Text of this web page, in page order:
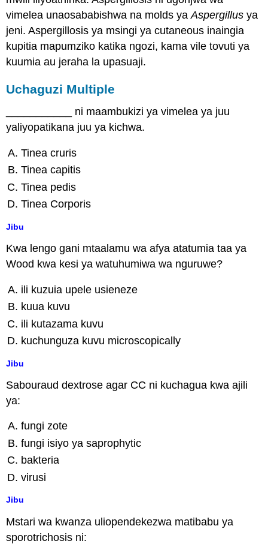
vimelea unaosababishwa na molds yaAspergillus ya
jeni. Aspergillosis ya msingi ya cutaneous inaingia
kupitia mapumziko katika ngozi, kama vile tovuti ya
kuumia au jeraha la upasuaji.
Uchaguzi Multiple
___________ ni maambukizi ya vimelea ya juu
yaliyopatikana juu ya kichwa.
Tinea cruris
Tinea capitis
Tinea pedis
Tinea Corporis
Jibu
Kwa lengo gani mtaalamu wa afya atatumia taa ya
Wood kwa kesi ya watuhumiwa wa nguruwe?
ili kuzuia upele usieneze
kuua kuvu
ili kutazama kuvu
kuchunguza kuvu microscopically
Jibu
Sabouraud dextrose agar CC ni kuchagua kwa ajili
ya:
fungi zote
fungi isiyo ya saprophytic
bakteria
virusi
Jibu
Mstari wa kwanza uliopendekezwa matibabu ya
sporotrichosis ni: